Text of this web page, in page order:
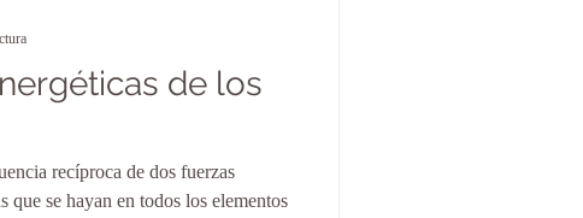
de los
recíproca de dos fuerzas
que se hayan en todos los elementos